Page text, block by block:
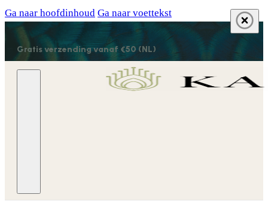
Ga naar hoofdinhoud Ga naar voettekst
Gratis verzending vanaf €50 (NL)